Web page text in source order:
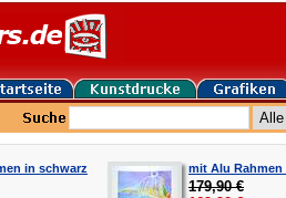
in schwarz mit Alu
179,90 €